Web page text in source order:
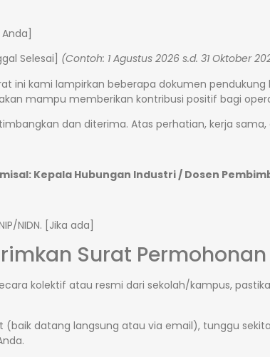
Selesai] (Contoh: 1 Agustus 2026 s.d. 31 Oktober
ini kami lampirkan beberapa dokumen
mampu memberikan kontribusi positif bagi
dan diterima. Atas perhatian, kerja
Kepala Hubungan Industri / Dosen
NIDN. [Jika ada]
Surat Permohonan
kolektif atau resmi dari sekolah/kampus,
(baik datang langsung atau via email), tunggu